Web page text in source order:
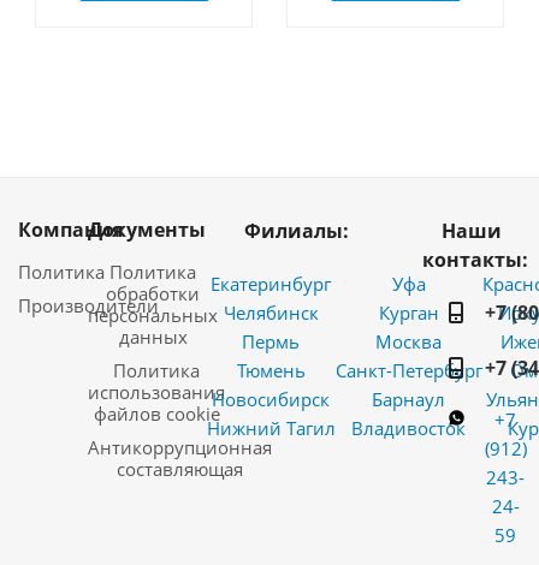
Компания
Политика
Производители
Документы
Политика
обработки
персональных
данных
Политика
использования
файлов cookie
Антикоррупционная
составляющая
Филиалы:
Екатеринбург
Челябинск
Пермь
Тюмень
Новосибирск
Нижний Тагил
Уфа
Курган
Москва
Санкт-Петербург
Барнаул
Владивосток
Наши
контакты:
+7
+7
+7
(912)
243-
24-
59